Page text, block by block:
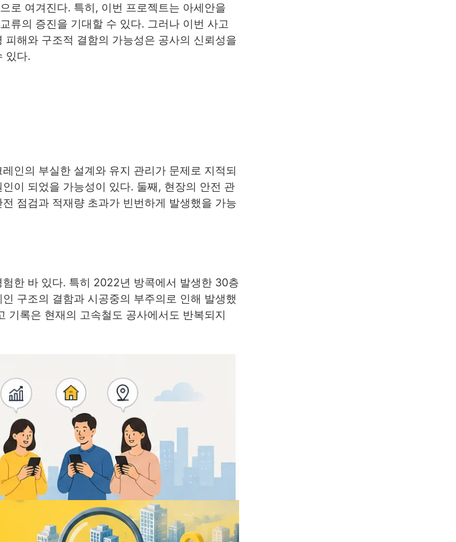
로 여겨진다. 특히, 이번 프로젝트는 아세안을
류의 증진을 기대할 수 있다. 그러나 이번 사고
해와 구조적 결함의 가능성은 공사의 신뢰성을
있다.
인의 부실한 설계와 유지 관리가 문제로 지적되
이 되었을 가능성이 있다. 둘째, 현장의 안전 관
점검과 적재량 초과가 빈번하게 발생했을 가능
한 바 있다. 특히 2022년 방콕에서 발생한 30층
구조의 결함과 시공중의 부주의로 인해 발생했
기록은 현재의 고속철도 공사에서도 반복되지